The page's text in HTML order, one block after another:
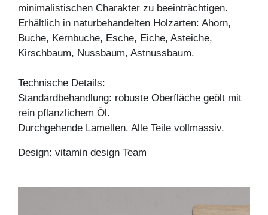
minimalistischen Charakter zu beeinträchtigen.
Erhältlich in naturbehandelten Holzarten: Ahorn,
Buche, Kernbuche, Esche, Eiche, Asteiche,
Kirschbaum, Nussbaum, Astnussbaum.
Technische Details:
Standardbehandlung: robuste Oberfläche geölt mit
rein pflanzlichem Öl.
Durchgehende Lamellen. Alle Teile vollmassiv.
Design: vitamin design Team